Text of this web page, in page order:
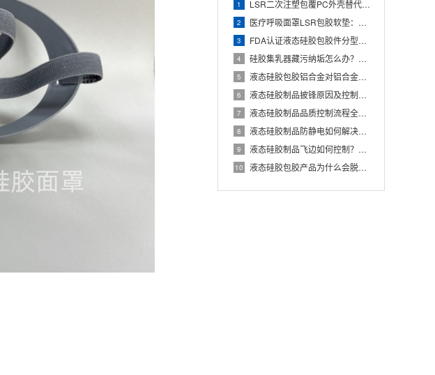
1 LSR二次注塑包覆PC外壳替代传统粘接工艺：一体化成型方案-液态硅胶包胶代工厂
2 医疗呼吸面罩LSR包胶软垫：邵氏A 20°-40°硬度与抗撕裂强度如何平衡？
3 FDA认证液态硅胶包胶件分型线设计 | 如何让PL线避开产品接触面
4 硅胶集乳器藏污纳垢怎么办？液态硅胶包胶工艺如何实现无缝设计，告别清洁死角
5 液态硅胶包胶铝合金对铝合金有哪些要求？10年LSR模具工厂详解
6 液态硅胶制品披锋原因及控制方法｜10年LSR注塑模具工厂实战总结
7 液态硅胶制品品质控制流程全解析：从来料到出货的ISO 13485质量管控体系
8 液态硅胶制品防静电如何解决？全面解析抗静电LSR材料配方与注塑工艺
9 液态硅胶制品飞边如何控制？10年ISO13485工厂实战经验分享
10 液态硅胶包胶产品为什么会脱胶？10年ISO13485工厂深度解析6大原因